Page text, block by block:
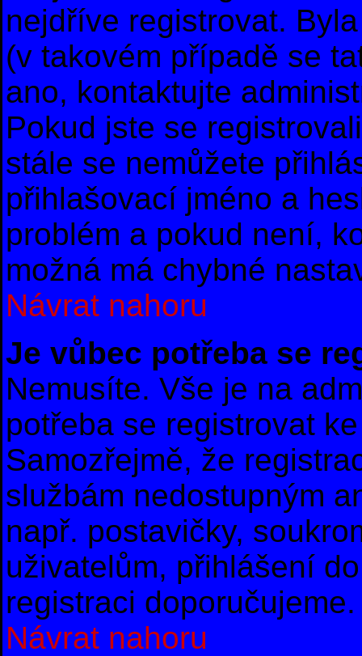
nejdříve registrovat.
(v takovém případě se
ano, kontaktujte
Pokud jste se
stále se nemůžete
přihlašovací jméno a
problém a pokud není,
možná má chybné
Návrat nahoru
Je vůbec potřeba se
Nemusíte. Vše je na
potřeba se registrovat
Samozřejmě, že
službám nedostupným
např. postavičky,
uživatelům, přihlášení
registraci
Návrat nahoru